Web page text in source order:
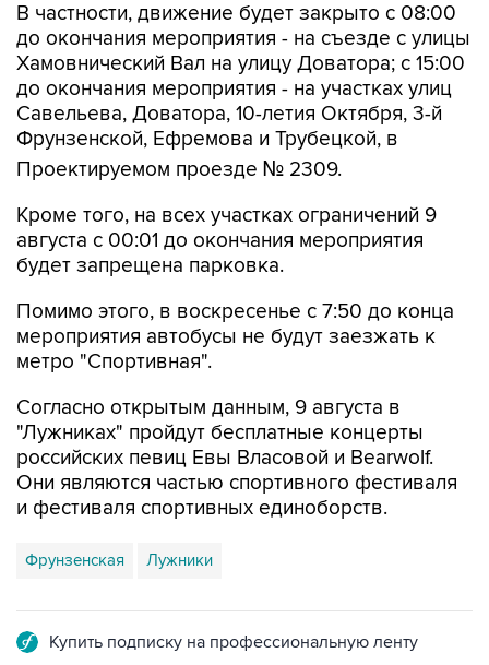
В частности, движение будет закрыто с 08:00
до окончания мероприятия - на съезде с улицы
Хамовнический Вал на улицу Доватора; с 15:00
до окончания мероприятия - на участках улиц
Савельева, Доватора, 10-летия Октября, 3-й
Фрунзенской, Ефремова и Трубецкой, в
Проектируемом проезде № 2309.
Кроме того, на всех участках ограничений 9
августа с 00:01 до окончания мероприятия
будет запрещена парковка.
Помимо этого, в воскресенье с 7:50 до конца
мероприятия автобусы не будут заезжать к
метро "Спортивная".
Согласно открытым данным, 9 августа в
"Лужниках" пройдут бесплатные концерты
российских певиц Евы Власовой и Bearwolf.
Они являются частью спортивного фестиваля
и фестиваля спортивных единоборств.
Фрунзенская Лужники
Купить подписку на профессиональную ленту